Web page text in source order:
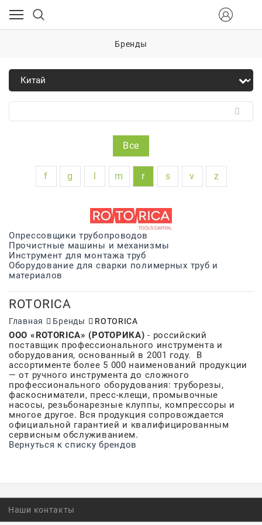
Бренды
Все
f g l m r s v z
Опрессовщики трубопроводов
Прочистные машины и механизмы
Инструмент для монтажа труб
Оборудование для сварки полимерных труб и
материалов
ROTORICA
Главная Бренды ROTORICA
ООО «ROTORICA» (РОТОРИКА) - российский
поставщик профессионального инструмента и
оборудования, основанный в 2001 году. В
ассортименте более 5 000 наименований продукции
— от ручного инструмента до сложного
профессионального оборудования: труборезы,
фаскосниматели, пресс‑клещи, промывочные
насосы, резьбонарезные клуппы, компрессоры и
многое другое. Вся продукция сопровождается
официальной гарантией и квалифицированным
сервисным обслуживанием.
Вернуться к списку брендов
Наши контакты